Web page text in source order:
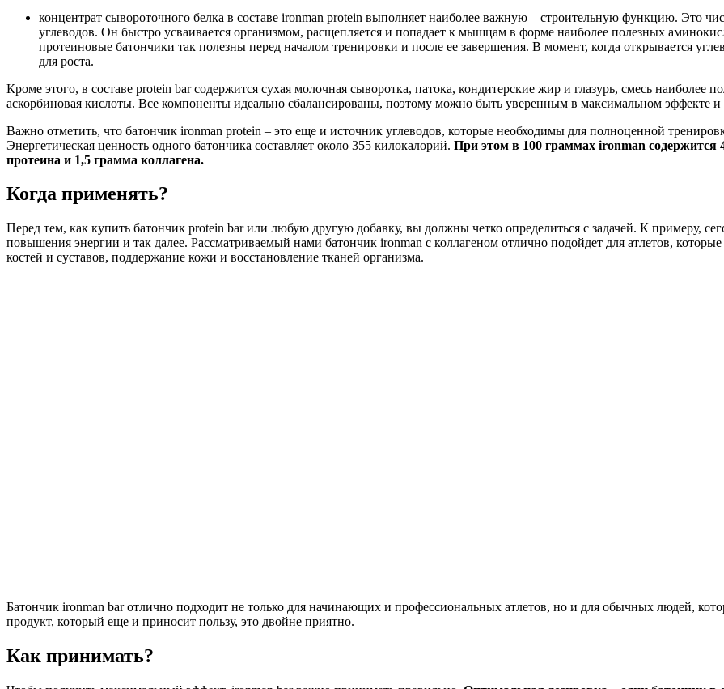
концентрат сывороточного белка в составе ironman protein выполняет наиболее важную – строительную функцию. Это
углеводов. Он быстро усваивается организмом, расщепляется и попадает к мышцам в форме наиболее полезных
протеиновые батончики так полезны перед началом тренировки и после ее завершения. В момент, когда открывается
для роста.
Кроме этого, в составе protein bar содержится сухая молочная сыворотка, патока, кондитерские жир и глазурь, смесь наиболее
аскорбиновая кислоты. Все компоненты идеально сбалансированы, поэтому можно быть уверенным в максимальном эффекте
Важно отметить, что батончик ironman protein – это еще и источник углеводов, которые необходимы для полноценной
Энергетическая ценность одного батончика составляет около 355 килокалорий. При этом в 100 граммах ironman содержится
протеина и 1,5 грамма коллагена.
Когда применять?
Перед тем, как купить батончик protein bar или любую другую добавку, вы должны четко определиться с задачей. К примеру,
повышения энергии и так далее. Рассматриваемый нами батончик ironman с коллагеном отлично подойдет для атлетов,
костей и суставов, поддержание кожи и восстановление тканей организма.
Батончик ironman bar отлично подходит не только для начинающих и профессиональных атлетов, но и для обычных людей,
продукт, который еще и приносит пользу, это двойне приятно.
Как принимать?